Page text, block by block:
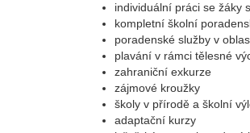
individuální práci se žáky
kompletní školní
poradenské služby v
plavání v rámci tělesné
zahraniční exkurze
zájmové kroužky
školy v přírodě a školní
adaptační kurzy